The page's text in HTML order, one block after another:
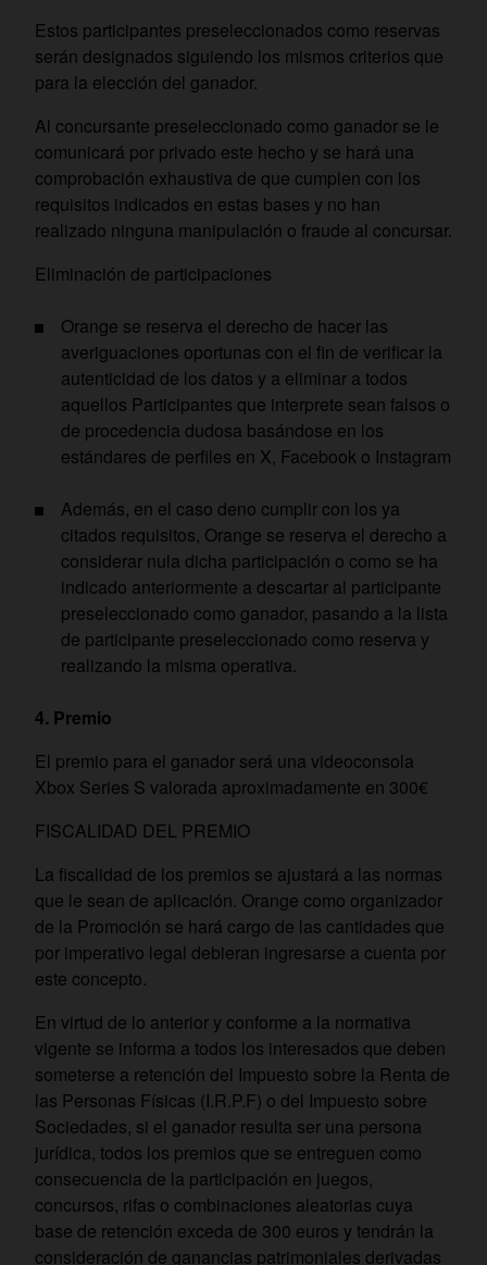
Estos participantes preseleccionados como reservas
serán designados siguiendo los mismos criterios que
para la elección del ganador.
Al concursante preseleccionado como ganador se le
comunicará por privado este hecho y se hará una
comprobación exhaustiva de que cumplen con los
requisitos indicados en estas bases y no han
realizado ninguna manipulación o fraude al concursar.
Eliminación de participaciones
Orange se reserva el derecho de hacer las
averiguaciones oportunas con el fin de verificar la
autenticidad de los datos y a eliminar a todos
aquellos Participantes que interprete sean falsos o
de procedencia dudosa basándose en los
estándares de perfiles en X, Facebook o Instagram
Además, en el caso deno cumplir con los ya
citados requisitos, Orange se reserva el derecho a
considerar nula dicha participación o como se ha
indicado anteriormente a descartar al participante
preseleccionado como ganador, pasando a la lista
de participante preseleccionado como reserva y
realizando la misma operativa.
4. Premio
El premio para el ganador será una videoconsola
Xbox Series S valorada aproximadamente en 300€
FISCALIDAD DEL PREMIO
La fiscalidad de los premios se ajustará a las normas
que le sean de aplicación. Orange como organizador
de la Promoción se hará cargo de las cantidades que
por imperativo legal debieran ingresarse a cuenta por
este concepto.
En virtud de lo anterior y conforme a la normativa
vigente se informa a todos los interesados que deben
someterse a retención del Impuesto sobre la Renta de
las Personas Físicas (I.R.P.F) o del Impuesto sobre
Sociedades, si el ganador resulta ser una persona
jurídica, todos los premios que se entreguen como
consecuencia de la participación en juegos,
concursos, rifas o combinaciones aleatorias cuya
base de retención exceda de 300 euros y tendrán la
consideración de ganancias patrimoniales derivadas